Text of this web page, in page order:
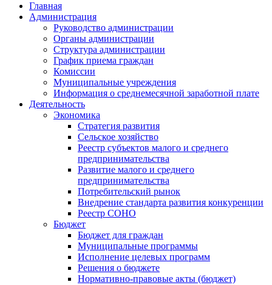
Главная
Администрация
Руководство администрации
Органы администрации
Структура администрации
График приема граждан
Комиссии
Муниципальные учреждения
Информация о среднемесячной заработной плате
Деятельность
Экономика
Стратегия развития
Сельское хозяйство
Реестр субъектов малого и среднего
предпринимательства
Развитие малого и среднего
предпринимательства
Потребительский рынок
Внедрение стандарта развития конкуренции
Реестр СОНО
Бюджет
Бюджет для граждан
Муниципальные программы
Исполнение целевых программ
Решения о бюджете
Нормативно-правовые акты (бюджет)